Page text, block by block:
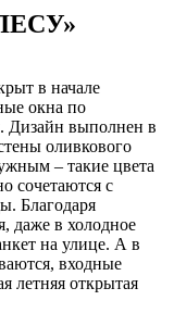
в начале
окна по
Дизайн выполнен в
оливкового
– такие цвета
сочетаются с
Благодаря
даже в холодное
на улице. А в
входные
летняя открытая